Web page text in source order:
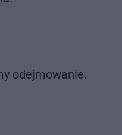
odejmowanie.